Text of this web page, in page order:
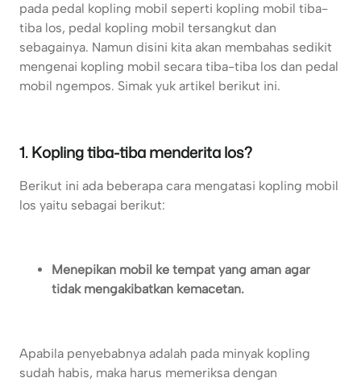
pada pedal kopling mobil seperti kopling mobil tiba-
tiba los, pedal kopling mobil tersangkut dan
sebagainya. Namun disini kita akan membahas sedikit
mengenai kopling mobil secara tiba-tiba los dan pedal
mobil ngempos. Simak yuk artikel berikut ini.
1. Kopling tiba-tiba menderita los?
Berikut ini ada beberapa cara mengatasi kopling mobil
los yaitu sebagai berikut:
Menepikan mobil ke tempat yang aman agar
tidak mengakibatkan kemacetan.
Apabila penyebabnya adalah pada minyak kopling
sudah habis, maka harus memeriksa dengan